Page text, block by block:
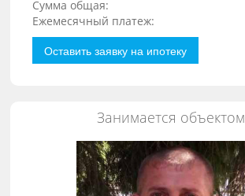
Сумма общая:
Ежемесячный платеж:
Оставить заявку на ипотеку
Занимается объектом